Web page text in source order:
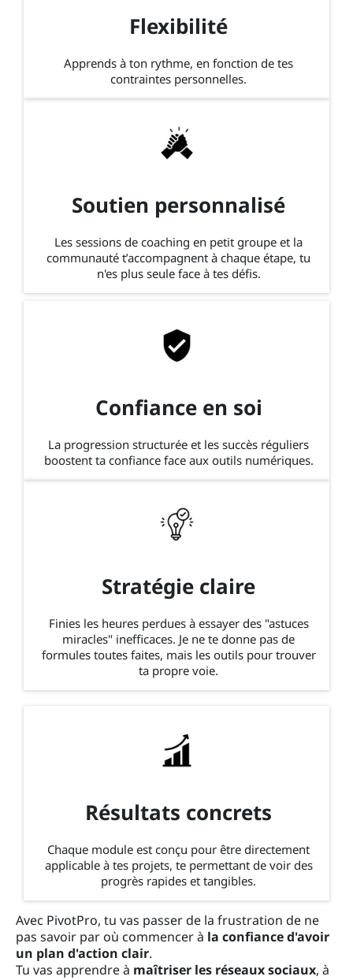
Flexibilité
Apprends à ton rythme, en fonction de tes
contraintes personnelles.
Soutien personnalisé
Les sessions de coaching en petit groupe et la
communauté t’accompagnent à chaque étape, tu
n'es plus seule face à tes défis.
Confiance en soi
La progression structurée et les succès réguliers
boostent ta confiance face aux outils numériques.
Stratégie claire
Finies les heures perdues à essayer des "astuces
miracles" inefficaces. Je ne te donne pas de
formules toutes faites, mais les outils pour trouver
ta propre voie.
Résultats concrets
Chaque module est conçu pour être directement
applicable à tes projets, te permettant de voir des
progrès rapides et tangibles.
Avec PivotPro, tu vas passer de la frustration de ne
pas savoir par où commencer à la confiance d'avoir
un plan d'action clair.
Tu vas apprendre à maîtriser les réseaux sociaux, à